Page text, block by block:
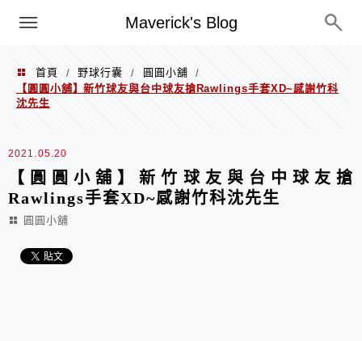
Maverick's Blog
Menu
首頁 / 野球行囊 / 圓圓小舖
/
【圓圓小舖】新竹球友與台中球友搶Rawlings手套XD~感謝竹科
沈先生
2021.05.20
【圓圓小舖】新竹球友與台中球友搶
Rawlings手套XD~感謝竹科沈先生
圓圓小舖